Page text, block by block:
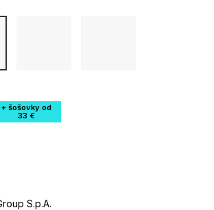
S.p.A.
+ šošovky od
33 €